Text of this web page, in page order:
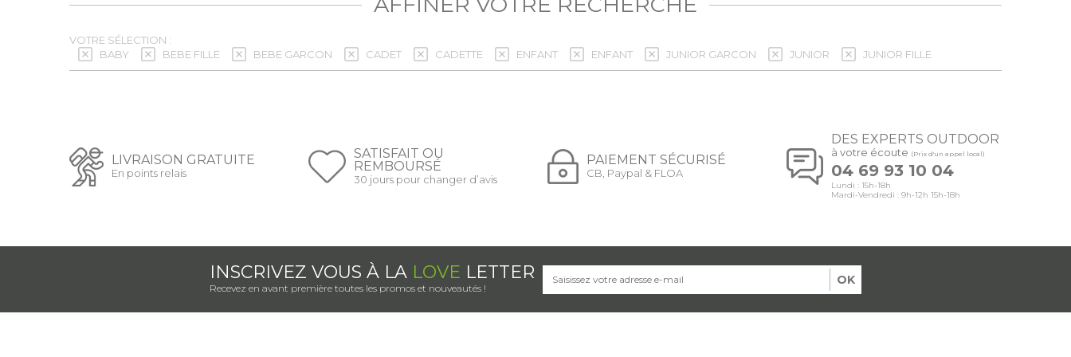
VOTRE SÉLECTION :
BABY
BEBE FILLE BEBE GARCON CADET CADETTE ENFANT ENFANT JUNIOR GARCON JUNIOR JUNIOR FILLE
LIVRAISON GRATUITE
En points relais
SATISFAIT OU
REMBOURSÉ
30 jours pour changer d’avis
PAIEMENT SÉCURISÉ
CB, Paypal & FLOA
DES EXPERTS OUTDOOR
à votre écoute (Prix d'un appel local)
04 69 93 10 04
Lundi : 15h-18h
Mardi-Vendredi : 9h-12h 15h-18h
INSCRIVEZ VOUS À LA LOVE LETTER
Recevez en avant première toutes les promos et nouveautés !
OK